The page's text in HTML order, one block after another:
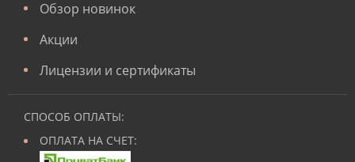
Обзор новинок
Акции
Лицензии и сертификаты
СПОСОБ ОПЛАТЫ:
ОПЛАТА НА СЧЕТ: